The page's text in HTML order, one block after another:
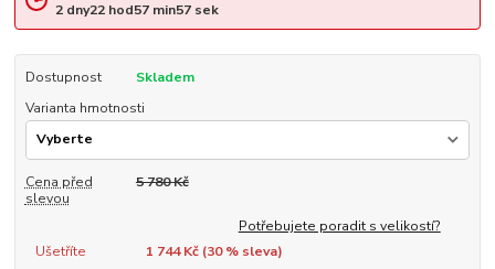
2 dny22hod57min56sek
Dostupnost
Skladem
Varianta hmotnosti
Cena před
slevou
5 780 Kč
Potřebujete poradit s velikostí?
Ušetříte
1 744 Kč (30% sleva)